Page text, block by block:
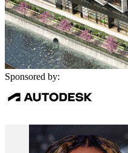
Sponsored by: